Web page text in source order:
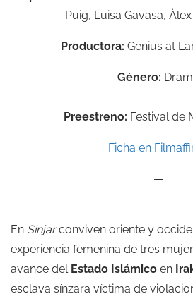
Puig, Luisa Gavasa,
Productora: Genius at
Género:
Preestreno: Festival de
Ficha en
—
En Sinjarconviven oriente y
experiencia femenina de tres
avance del Estado Islámico en
esclava sínzara víctima de